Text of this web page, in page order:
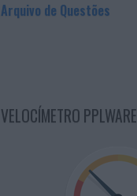
Arquivo de Questões
VELOCÍMETRO PPLWARE